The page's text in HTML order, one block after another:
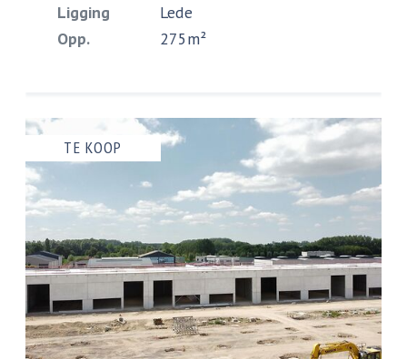
Ligging
Lede
Opp.
275m²
TE KOOP